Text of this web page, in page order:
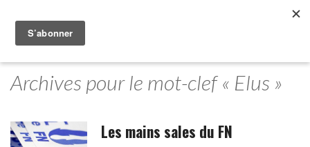
Archives pour le mot-clef « Elus »
Les mains sales du FN